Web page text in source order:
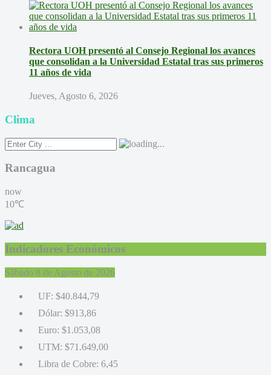
Rectora UOH presentó al Consejo Regional los avances
que consolidan a la Universidad Estatal tras sus primeros
11 años de vida
Jueves, Agosto 6, 2026
Clima
Rancagua
now
10℃
Indicadores Económicos
Sábado 8 de Agosto de 2026
UF: $40.844,79
Dólar: $913,86
Euro: $1.053,08
UTM: $71.649,00
Libra de Cobre: 6,45